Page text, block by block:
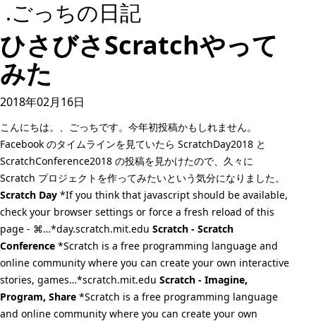
.ごっちの日記
ひさびさScratchやって
みた
2018年02月16日
こんにちは。、ごっちです。今年初投稿かもしれません。
Facebook のタイムラインを見ていたら ScratchDay2018 と
ScratchConference2018 の投稿を見かけたので、久々に
Scratch プロジェクトを作ってみたいという気分になりました。
Scratch Day *If you think that javascript should be available,
check your browser settings or force a fresh reload of this
page - ⌘…*day.scratch.mit.edu Scratch - Scratch
Conference *Scratch is a free programming language and
online community where you can create your own interactive
stories, games…*scratch.mit.edu Scratch - Imagine,
Program, Share *Scratch is a free programming language
and online community where you can create your own